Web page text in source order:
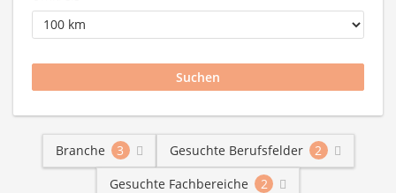
Branche 3 Gesuchte Berufsfelder
2
Gesuchte Fachbereiche
2